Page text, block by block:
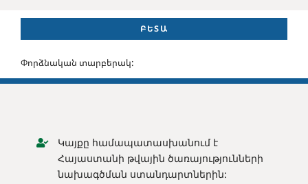
ԲԵՏԱ
Փորձնական տարբերակ:
Կայքը համապատասխանում է
Հայաստանի թվային ծառայությունների
նախագծման ստանդարտներին: